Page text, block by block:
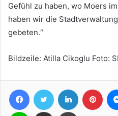
Gefühl zu haben, wo Moers
haben wir die
gebeten.“
Bildzeile: Atilla Cikoglu Foto:
FacebookTwitter LinkedIn
Line Teile per E-Mail Drucken